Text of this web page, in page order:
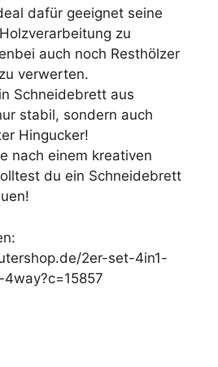
dafür geeignet seine
zu
auch noch Resthölzer
verwerten.
Schneidebrett aus
stabil, sondern auch
Hingucker!
nach einem kreativen
du ein Schneidebrett
2er-set-4in1-